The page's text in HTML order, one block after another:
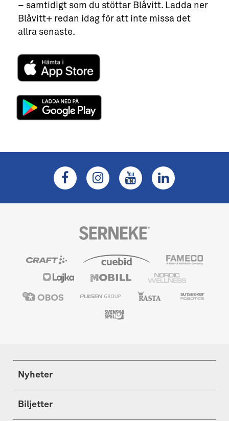
– samtidigt som du stöttar Blåvitt. Ladda ner
Blåvitt+ redan idag för att inte missa det
allra senaste.
Nyheter
Biljetter